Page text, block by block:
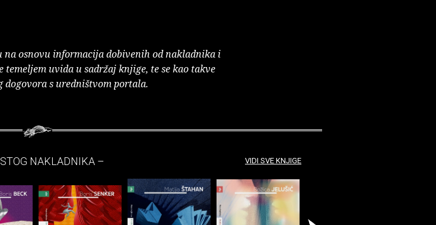
na osnovu informacija dobivenih od nakladnika i
uvida u sadržaj knjige, te se kao takve
dogovora s uredništvom portala.
NAKLADNIKA – VIDI SVE KNJIGE